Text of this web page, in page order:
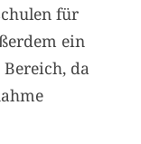
für
ein
da